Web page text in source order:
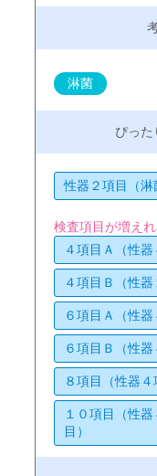
淋菌
性器２項目（淋
検査項目が増え
４項目Ａ（性器
４項目Ｂ（性器
６項目Ａ（性器
６項目Ｂ（性器
８項目（性器４
１０項目（性
目）